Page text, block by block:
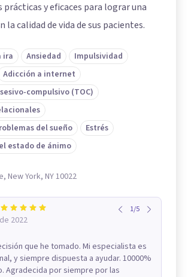
y eficaces para lograr una
la calidad de vida de sus pacientes.
ira Ansiedad
Impulsividad
Adicción a internet
compulsivo (TOC)
del sueño
Estrés
estado de ánimo
New York, NY 10022
2022
1/5
que he tomado. Mi especialista es
y siempre dispuesta a ayudar. 10000%
Agradecida por siempre por las